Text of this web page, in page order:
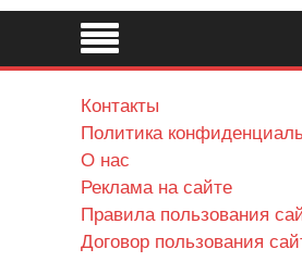
Контакты
Политика
О нас
Реклама на сайте
Правила пользования
Договор пользования